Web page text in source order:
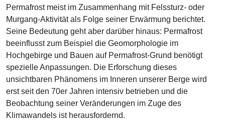
Permafrost meist im Zusammenhang mit Felssturz- oder
Murgang-Aktivität als Folge seiner Erwärmung berichtet.
Seine Bedeutung geht aber darüber hinaus: Permafrost
beeinflusst zum Beispiel die Geomorphologie im
Hochgebirge und Bauen auf Permafrost-Grund benötigt
spezielle Anpassungen. Die Erforschung dieses
unsichtbaren Phänomens im Inneren unserer Berge wird
erst seit den 70er Jahren intensiv betrieben und die
Beobachtung seiner Veränderungen im Zuge des
Klimawandels ist herausfordernd.